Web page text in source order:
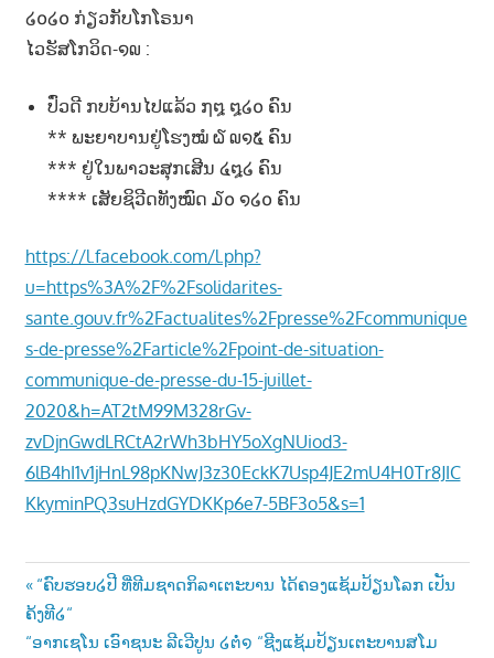
າ
ວ
໒໐໒໐ ກ່ຽວກັບໂກໂຣນາ
ໄວຮັສໂກວິດ-໑໙ :
ປົ່ວດີ ກບບ້ານໄປແລ້ວ ໗໘ ໘໒໐ ຄົນ
** ພະຍາບານຢູ່ໂຮງໝໍ ໖ ໙໑໕ ຄົນ
*** ຢູ່ໃນພາວະສຸກເສີນ ໔໘໒ ຄົນ
**** ເສັຍຊິວີດທັງໝົດ ໓໐ ໑໒໐ ຄົນ
https://l.facebook.com/l.php?
u=https%3A%2F%2Fsolidarites-
sante.gouv.fr%2Factualites%2Fpresse%2Fcommunique
s-de-presse%2Farticle%2Fpoint-de-situation-
communique-de-presse-du-15-juillet-
2020&h=AT2tM99M328rGv-
zvDjnGwdLRCtA2rWh3bHY5oXgNUiod3-
6lB4hI1v1jHnL98pKNwJ3z30EckK7Usp4JE2mU4H0Tr8JIC
KkyminPQ3suHzdGYDKKp6e7-5BF3o5&s=1
Post
navigation
Previous
Post:
“ຄົບຮອບ໒ປີ ທີ່ທີມຊາດກິລາເຕະບານ ໄດ້ຄອງແຊ້ມປ້ຽນໂລກ ເປັນ
ຄ້ງທີ໒“
Next
“ອາກເຊໂນ ເອົາຊນະ ລີເວີປູນ ໒ຕໍ່໑ “ຊີງແຊ້ມປ້ຽນເຕະບານສໂມ